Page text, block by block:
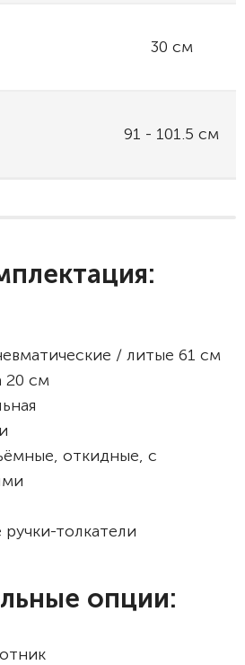
30 см
91 - 101.5 см
/ литые 61 см
20 см
откидные, с
толкатели
опции: